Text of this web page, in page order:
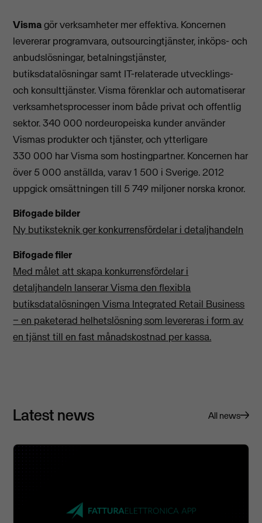
Vismagör verksamheter mer effektiva. Koncernen
levererar programvara, outsourcingtjänster, inköps- och
anbudslösningar, betalningstjänster,
butiksdatalösningar samt IT-relaterade utvecklings-
och konsulttjänster. Visma förenklar och automatiserar
verksamhetsprocesser inom både privat och offentlig
sektor. 340 000 nordeuropeiska kunder använder
Vismas produkter och tjänster, och ytterligare
330 000 har Visma som hostingpartner. Koncernen har
över 5 000 anställda, varav 1 500 i Sverige. 2012
uppgick omsättningen till 5 749 miljoner norska kronor.
Bifogade bilder
Ny butiksteknik ger konkurrensfördelar i detaljhandeln
Bifogade filer
Med målet att skapa konkurrensfördelar i
detaljhandeln lanserar Visma den flexibla
butiksdatalösningen Visma Integrated Retail Business
− en paketerad helhetslösning som levereras i form av
en tjänst till en fast månadskostnad per kassa.
Latest news All news